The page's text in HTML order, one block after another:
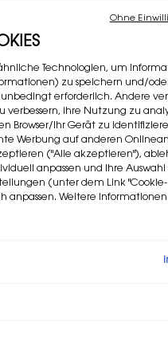
1.902
44
416
Technologien, um
zu speichern und/
unbedingt erforderlich. Andere
verbessern, ihre Nutzung zu
Browser/Ihr Gerät zu
Werbung auf anderen
("Alle akzeptieren"),
anpassen und Ihre Auswahl
(unter dem Link "Cookie-
anpassen. Weitere
Ohne